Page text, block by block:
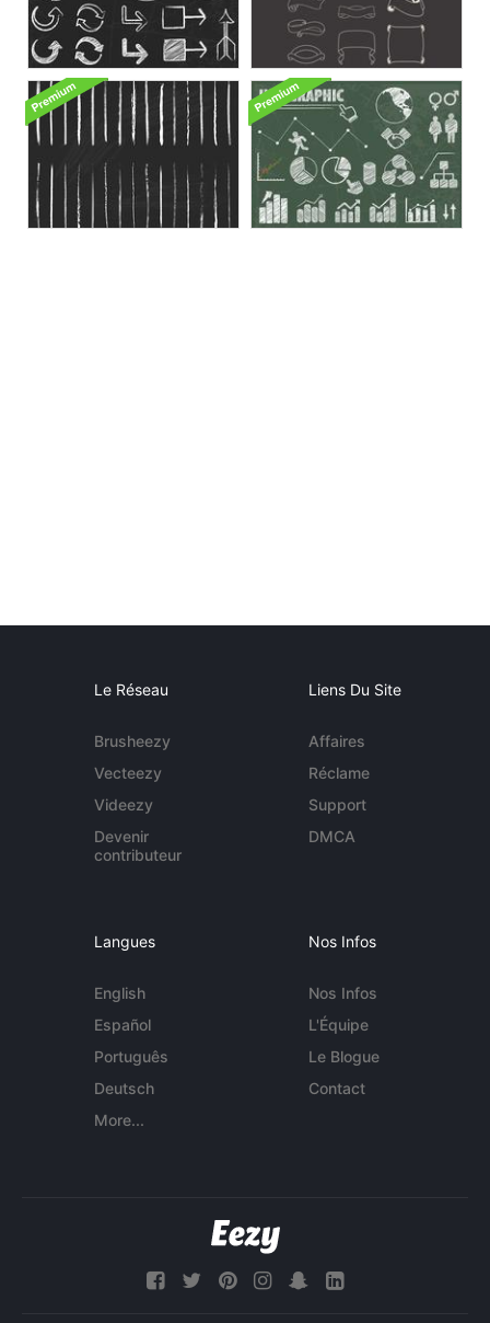
Le Réseau
Brusheezy
Vecteezy
Videezy
Devenir
contributeur
Liens Du Site
Affaires
Réclame
Support
DMCA
Langues
English
Español
Português
Deutsch
More...
Nos Infos
Nos Infos
L'Équipe
Le Blogue
Contact